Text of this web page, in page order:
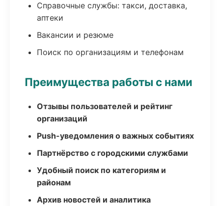
Справочные службы: такси, доставка,
аптеки
Вакансии и резюме
Поиск по организациям и телефонам
Преимущества работы с нами
Отзывы пользователей и рейтинг
организаций
Push-уведомления о важных событиях
Партнёрство с городскими службами
Удобный поиск по категориям и
районам
Архив новостей и аналитика